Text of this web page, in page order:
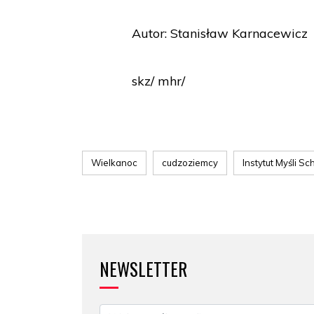
Autor: Stanisław Karnacewicz
skz/ mhr/
Wielkanoc cudzoziemcy Instytut Myśli
NEWSLETTER